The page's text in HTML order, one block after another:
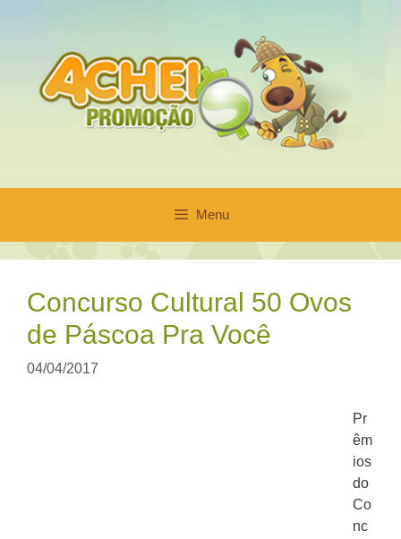
conteúdo
Menu
Concurso Cultural 50 Ovos
de Páscoa Pra Você
04/04/2017
Pr
êm
ios
do
Co
nc